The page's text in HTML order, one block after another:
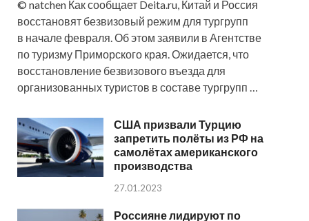
© natchen Как сообщает Deita.ru, Китай и Россия
восстановят безвизовый режим для тургрупп
в начале февраля. Об этом заявили в Агентстве
по туризму Приморского края. Ожидается, что
восстановление безвизового въезда для
организованных туристов в составе тургрупп …
США призвали Турцию
запретить полёты из РФ на
самолётах американского
производства
27.01.2023
Россияне лидируют по